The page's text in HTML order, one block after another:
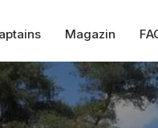
Magazin